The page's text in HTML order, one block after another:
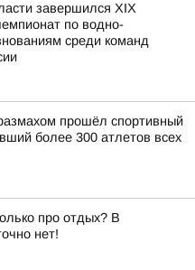
завершился XIХ
по водно-
среди команд
прошёл спортивный
более 300 атлетов всех
про отдых? В
нет!